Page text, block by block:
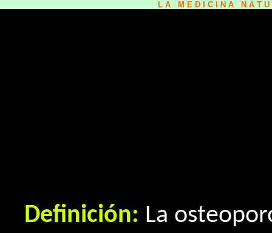
L A M E D I C I N A N A T
Definición: La